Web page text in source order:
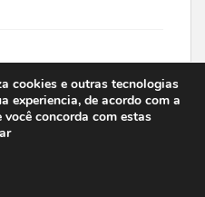
cookies e outras tecnologias
experiencia, de acordo com a
você concorda com estas